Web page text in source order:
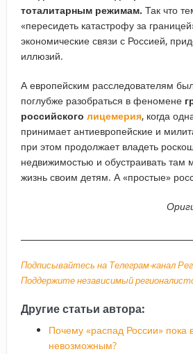
тоталитарным режимам. Так что
«пересидеть катастрофу за
экономические связи с Россией,
иллюзий.
А европейским расследователям
поглубже разобраться в феномене
российского лицемерия, когда
принимает антиевропейские и
при этом продолжает владеть
недвижимостью и обустраивать
жизнь своим детям. А «простые»
Подписывайтесь на Телеграм-канал
Поддержите независимый
Другие статьи автора:
Почему «распад России» пока
невозможным?